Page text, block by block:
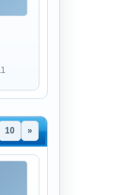
10 »